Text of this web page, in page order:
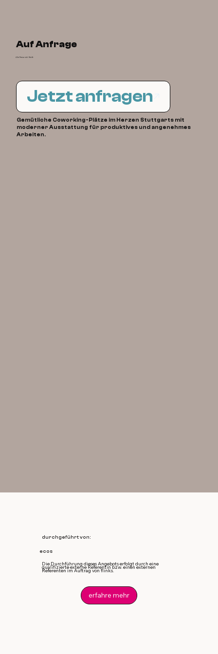
Gemütliche Coworking-Plätze im Herzen Stuttgarts mit
moderner Ausstattung für produktives und angenehmes
Arbeiten.
Alle Preise inkl. MwSt
Auf Anfrage
Jetzt anfragen
durchgeführt von:
ecos
Die Durchführung dieses Angebots erfolgt durch eine
qualifizierte externe Referentin bzw. einen externen
Referenten im Auftrag von flinks.
erfahre mehr